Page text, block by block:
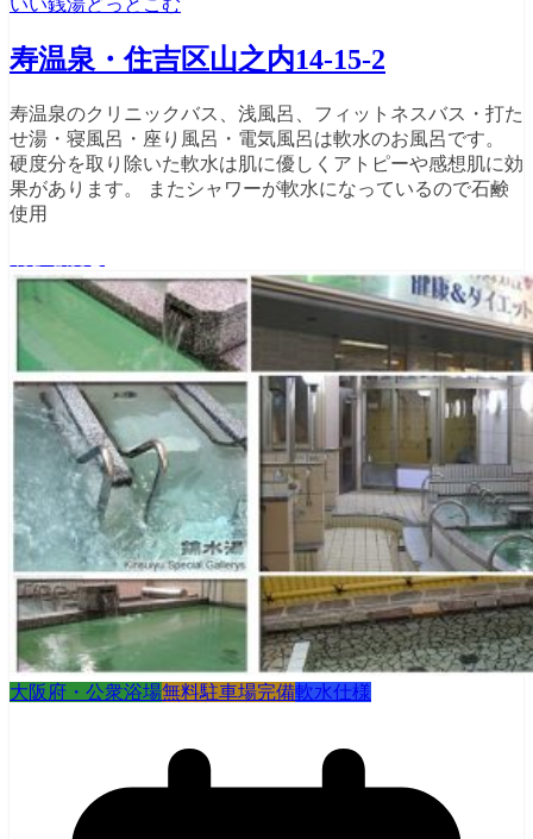
寿温泉・住吉区山之内14-15-2
寿温泉のクリニックバス、浅風呂、フィットネスバス・打た
せ湯・寝風呂・座り風呂・電気風呂は軟水のお風呂です。
硬度分を取り除いた軟水は肌に優しくアトピーや感想肌に効
果があります。 またシャワーが軟水になっているので石鹸
使用
大阪府・公衆浴場無料駐車場完備軟水仕様